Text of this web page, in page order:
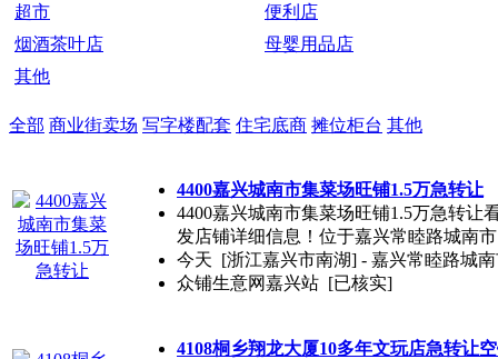
超市
便利店
烟酒茶叶店
母婴用品店
其他
全部 商业街卖场 写字楼配套 住宅底商 摊位柜台 其他
4400嘉兴城南市集菜场旺铺1.5万急转让
4400嘉兴城南市集菜场旺铺1.5万急转让
发店铺详细信息！位于嘉兴常睦路城南市
今天 [浙江嘉兴市南湖] - 嘉兴常睦路城
众铺生意网嘉兴站 [已核实]
4108桐乡翔龙大厦10多年文玩店急转让